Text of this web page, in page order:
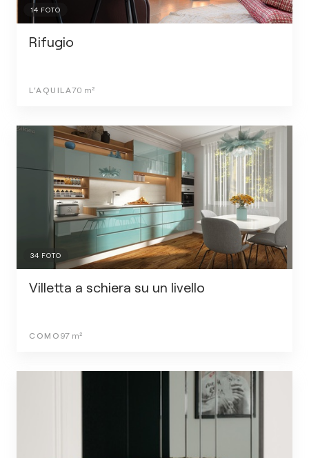
14 FOTO
Rifugio
L'AQUILA70 m²
34 FOTO
Villetta a schiera su un livello
COMO 97 m²